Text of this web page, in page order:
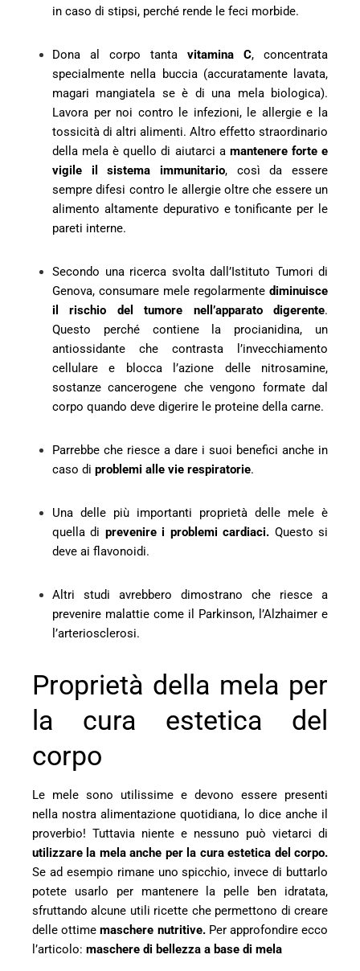
in caso di stipsi, perché rende le feci morbide.
Dona al corpo tanta vitamina C, concentrata
specialmente nella buccia (accuratamente lavata,
magari mangiatela se è di una mela biologica).
Lavora per noi contro le infezioni, le allergie e la
tossicità di altri alimenti. Altro effetto straordinario
della mela è quello di aiutarci a mantenere forte e
vigile il sistema immunitario, così da essere
sempre difesi contro le allergie oltre che essere un
alimento altamente depurativo e tonificante per le
pareti interne.
Secondo una ricerca svolta dall’Istituto Tumori di
Genova, consumare mele regolarmente diminuisce
il rischio del tumore nell’apparato digerente.
Questo perché contiene la procianidina, un
antiossidante che contrasta l’invecchiamento
cellulare e blocca l’azione delle nitrosamine,
sostanze cancerogene che vengono formate dal
corpo quando deve digerire le proteine della carne.
Parrebbe che riesce a dare i suoi benefici anche in
caso di problemi alle vie respiratorie.
Una delle più importanti proprietà delle mele è
quella di prevenire i problemi cardiaci. Questo si
deve ai flavonoidi.
Altri studi avrebbero dimostrano che riesce a
prevenire malattie come il Parkinson, l’Alzhaimer e
l’arteriosclerosi.
Proprietà della mela per
la cura estetica del
corpo
Le mele sono utilissime e devono essere presenti
nella nostra alimentazione quotidiana, lo dice anche il
proverbio! Tuttavia niente e nessuno può vietarci di
utilizzare la mela anche per la cura estetica del corpo.
Se ad esempio rimane uno spicchio, invece di buttarlo
potete usarlo per mantenere la pelle ben idratata,
sfruttando alcune utili ricette che permettono di creare
delle ottimemaschere nutritive. Per approfondire ecco
l’articolo: maschere di bellezza a base di mela